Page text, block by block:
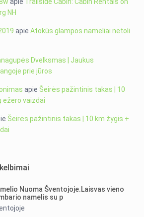
NH
apieAtokūs glampos nameliai netoli
Dvelksmas | Jaukus
prie jūros
apie Šeirės pažintinis takas | 10
ežero vaizdai
Šeirės pažintinis takas | 10 km žygis +
Nuoma Šventojoje.Laisvas vieno
namelis su p